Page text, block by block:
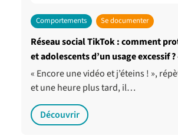
Comportements Se documenter
Réseau social TikTok : comment
et adolescents d’un usage excessif ?
« Encore une vidéo et j’éteins ! »,
et une heure plus tard, il…
Découvrir